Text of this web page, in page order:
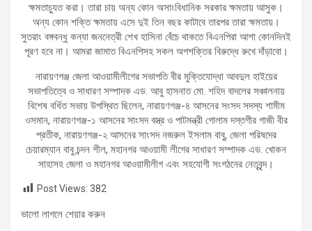
ক্ষমতাচ্যুত করা। তারা চায় অন্য কোন অসাংবিধানিক সরকার ক্ষমতায় আসুক।
অন্য কোন শক্তি ক্ষমতায় এসে দুই তিন বছর কাটাবে তারপর তারা ক্ষমতায়।
সুতরাং বঙ্গবন্ধু কন্যা জননেত্রী শেখ হাসিনা বেঁচে থাকতে বিএনপিরা আশা কোনদিনই
পূরণ হবে না। আমরা জামাত বিএনপিসহ সকল অপশক্তির বিরুদ্ধে রুখে দাঁড়াবো।
নারায়ণগঞ্জ জেলা আওয়ামীলীগের সভাপতি বীর মুক্তিযোদ্ধা আবদুল হাইয়ের
সভাপতিত্বে ও সাধারণ সম্পাদক এড. আবু হাসনাত মো. শহিদ বাদলের সঞ্চালনায়
বিশেষ বর্ধিত সভায় উপস্থিত ছিলেন, নারায়ণগঞ্জ-৪ আসনের সংসদ সদস্য শামীম
ওসমান, নারায়ণগঞ্জ-১ আসনের সাংসদ বস্ত্র ও পাটমন্ত্রী গোলাম দস্তগীর গাজী বীর
প্রতীক, নারায়ণগঞ্জ-২ আসনের সাংসদ নজরুল ইসলাম বাবু, জেলা পরিষদের
চেয়ারম্যান বাবু চন্দন শীল, মহানগর আওয়ামী লীগের সাধারণ সম্পাদক এড. খোকন
সাহাসহ জেলা ও মহানগর আওয়ামীলীগ এবং সহযোগী সংগঠনের নেতৃবৃন্দ।
Post Views: 382
ভালো লাগলে শেয়ার করুন